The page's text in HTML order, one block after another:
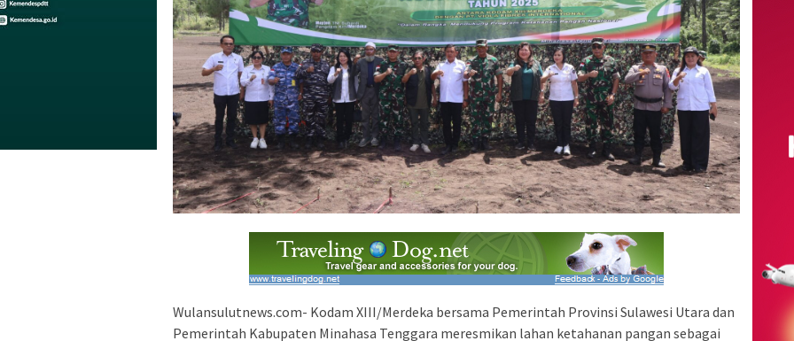
Wulansulutnews.com- Kodam XIII/Merdeka bersama Pemerintah Provinsi Sulawesi Utara dan
Pemerintah Kabupaten Minahasa Tenggara meresmikan lahan ketahanan pangan sebagai